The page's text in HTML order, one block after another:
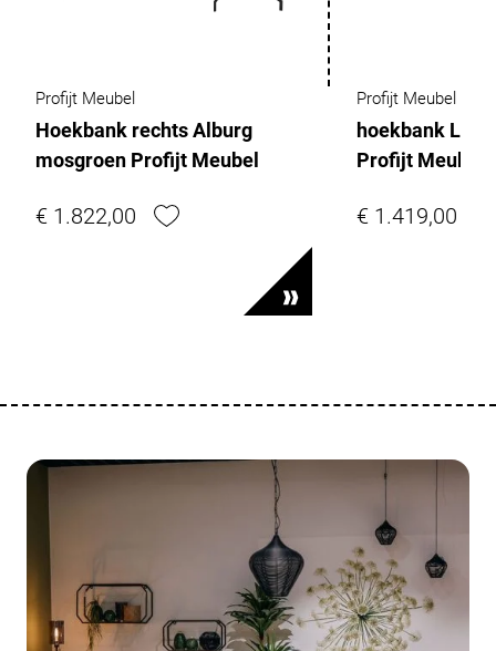
Profijt Meubel
Hoekbank rechts Alburg
mosgroen Profijt Meubel
€ 1.822,00
Profijt Meubel
hoekbank
Profijt Meubel
€ 1.419,00